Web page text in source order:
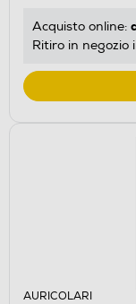
Acquisto online:
Ritiro in
AURICOLARI